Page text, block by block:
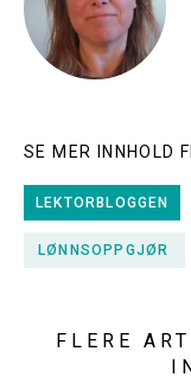
SE MER INNHOLD
LEKTORBLOGGEN
LØNNSOPPGJØR
FLERE